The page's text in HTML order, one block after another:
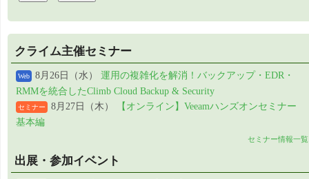
クライム主催セミナー
Web 8月26日（水） 運用の複雑化を解消！バックアップ・EDR・
RMMを統合したClimb Cloud Backup & Security
セミナー 8月27日（木）
【オンライン】Veeamハンズオンセミナー
基本編
セミナー情報一覧
出展・参加イベント